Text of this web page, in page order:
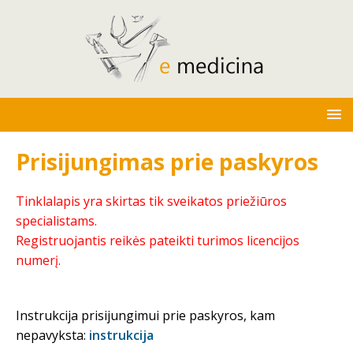
Prisijungimas prie paskyros
Tinklalapis yra skirtas tik sveikatos priežiūros
specialistams.
Registruojantis reikės pateikti turimos licencijos
numerį.
Instrukcija prisijungimui prie paskyros, kam
nepavyksta: instrukcija